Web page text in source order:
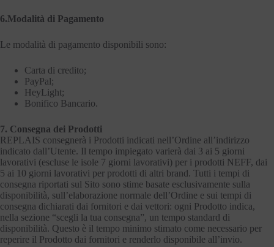
6.Modalità di Pagamento
Le modalità di pagamento disponibili sono:
Carta di credito;
PayPal;
HeyLight;
Bonifico Bancario.
7. Consegna dei Prodotti
REPLAIS consegnerà i Prodotti indicati nell’Ordine all’indirizzo
indicato dall’Utente. Il tempo impiegato varierà dai 3 ai 5 giorni
lavorativi (escluse le isole 7 giorni lavorativi) per i prodotti NEFF, dai
5 ai 10 giorni lavorativi per prodotti di altri brand. Tutti i tempi di
consegna riportati sul Sito sono stime basate esclusivamente sulla
disponibilità, sull’elaborazione normale dell’Ordine e sui tempi di
consegna dichiarati dai fornitori e dai vettori: ogni Prodotto indica,
nella sezione “scegli la tua consegna”, un tempo standard di
disponibilità. Questo è il tempo minimo stimato come necessario per
reperire il Prodotto dai fornitori e renderlo disponibile all’invio.